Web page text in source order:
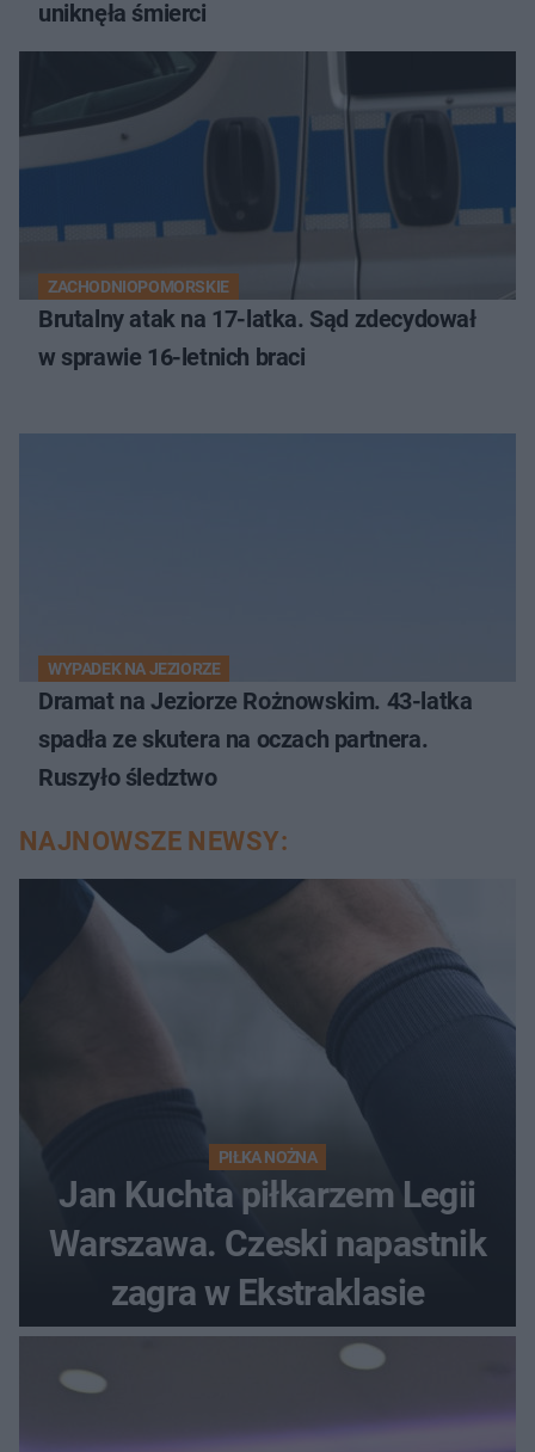
uniknęła śmierci
ZACHODNIOPOMORSKIE
Brutalny atak na 17-latka. Sąd zdecydował
w sprawie 16-letnich braci
WYPADEK NA JEZIORZE
Dramat na Jeziorze Rożnowskim. 43-latka
spadła ze skutera na oczach partnera.
Ruszyło śledztwo
NAJNOWSZE NEWSY:
PIŁKA NOŻNA
Jan Kuchta piłkarzem Legii
Warszawa. Czeski napastnik
zagra w Ekstraklasie